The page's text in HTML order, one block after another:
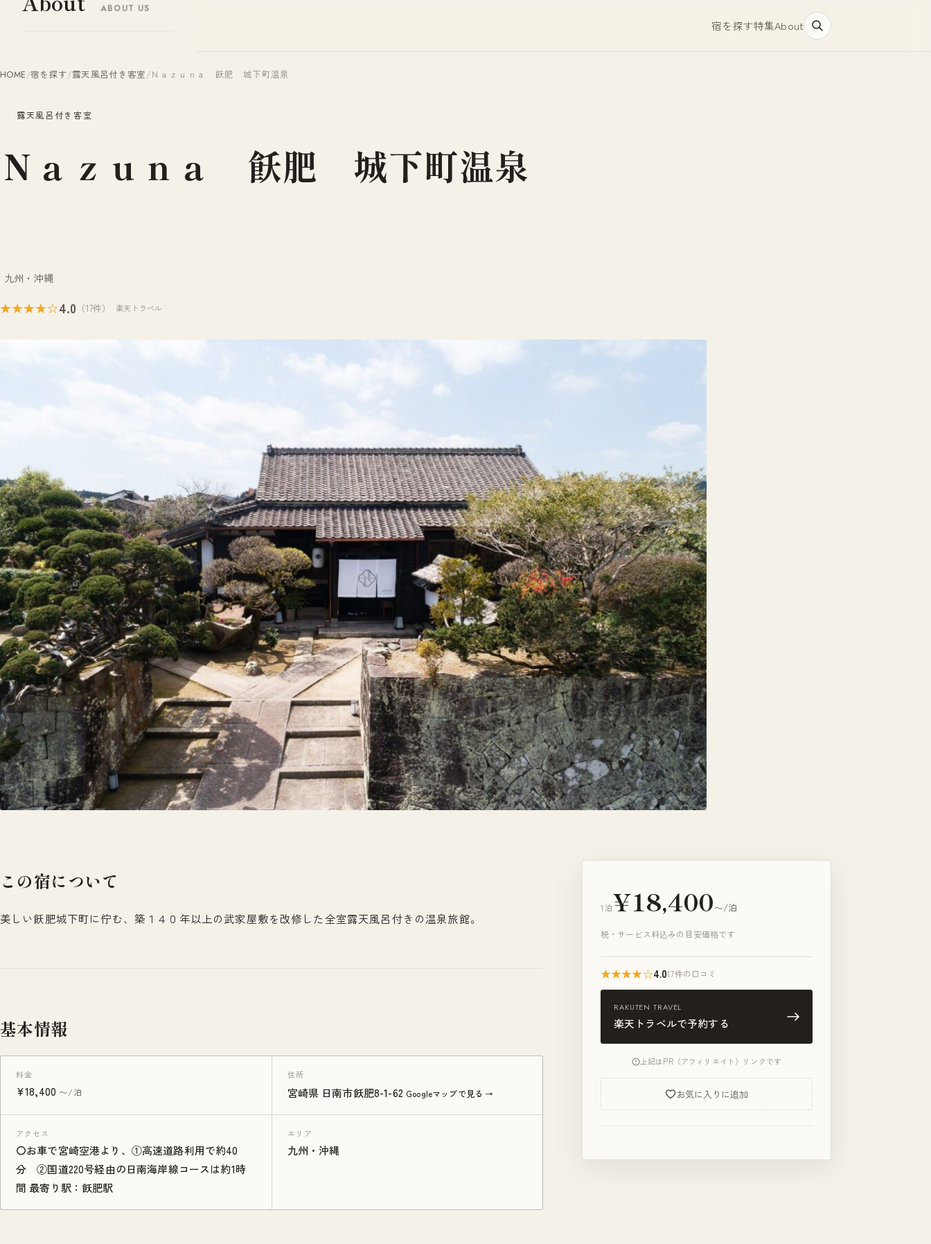
宿を探す特集About
ABOUT US
HOME/宿を探す/露天風呂付き客室/Ｎａｚｕｎａ 飫肥 城下町温泉
露天風呂付き客室
Ｎａｚｕｎａ 飫肥 城下町温泉
九州・沖縄
★★★★☆4.0 （17件） 楽天トラベル
この宿について
美しい飫肥城下町に佇む、築１４０年以上の武家屋敷を改修した全室露天風呂付きの温泉旅館。
基本情報
料金
¥18,400 〜/泊
住所
宮崎県 日南市飫肥8-1-62 Googleマップで見る →
アクセス
〇お車で宮崎空港より、①高速道路利用で約40
分 ②国道220号経由の日南海岸線コースは約1時
間 最寄り駅：飫肥駅
エリア
九州・沖縄
1泊¥18,400〜/泊
税・サービス料込みの目安価格です
★★★★☆4.017件の口コミ
RAKUTEN TRAVEL
楽天トラベルで予約する
上記はPR（アフィリエイト）リンクです
お気に入りに追加